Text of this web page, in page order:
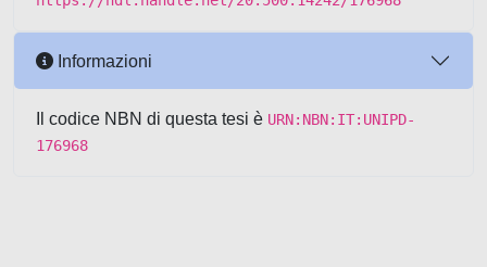
Informazioni
Il codice NBN di questa tesi è URN:NBN:IT:UNIPD-
176968